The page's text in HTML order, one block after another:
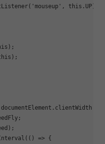
'mouseup' , this .UP);
);
);
-
() => {